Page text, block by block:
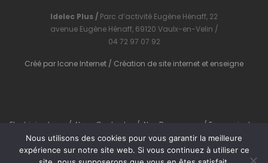
Idelec Plus / Parc d’activité Eugène Hénaff, 22
avenue Eugène Hénaff, 69120 Vaulx-en-Velin /
04 72 97 07 92
Créé par Icone Internet / Création de site internet et enseigne
Electricien Lyon / Nous Contacter / Nos Ressources / En savoir plus
Nous utilisons des cookies pour vous garantir la meilleure
expérience sur notre site web. Si vous continuez à utiliser ce